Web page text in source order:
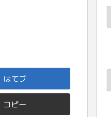
はてブ
コピー